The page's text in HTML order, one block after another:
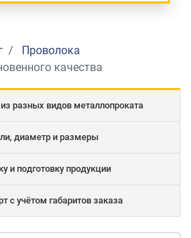
Проволока
качества
разных видов металлопроката
диаметр и размеры
и подготовку продукции
с учётом габаритов заказа